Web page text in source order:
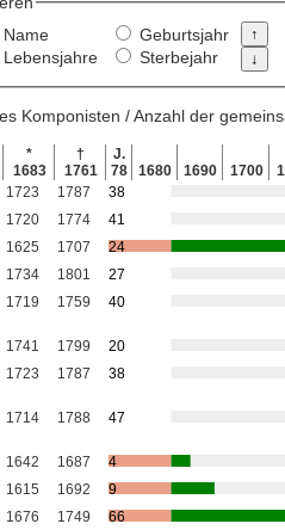
Name
Lebensjahre
Geburtsjahr
Sterbejahr
Komponisten / Anzahl der
*
1683
†
1761
J.
78
1680 1690 1700
1723 1787
38
1720 1774
41
1625 1707
24
1734 1801
27
1719 1759 40
1741 1799
20
1723 1787 38
1714 1788 47
1642 1687
4
1615 1692
9
1676 1749
66